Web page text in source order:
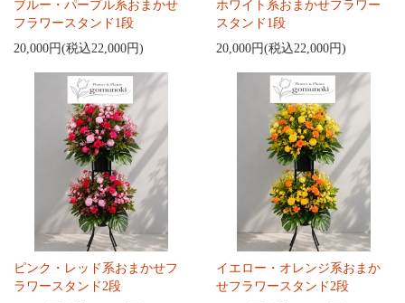
ブルー・パープル系おまかせ
フラワースタンド1段
20,000円(税込22,000円)
ホワイト系おまかせフラワー
スタンド1段
20,000円(税込22,000円)
ピンク・レッド系おまかせフ
ラワースタンド2段
イエロー・オレンジ系おまか
せフラワースタンド2段